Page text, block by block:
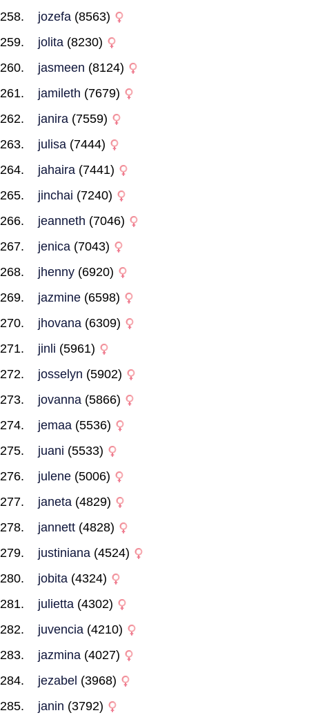
jozefa (8563)
jolita (8230)
jasmeen (8124)
jamileth (7679)
janira (7559)
julisa (7444)
jahaira (7441)
jinchai (7240)
jeanneth (7046)
jenica (7043)
jhenny (6920)
jazmine (6598)
jhovana (6309)
jinli (5961)
josselyn (5902)
jovanna (5866)
jemaa (5536)
juani (5533)
julene (5006)
janeta (4829)
jannett (4828)
justiniana (4524)
jobita (4324)
julietta (4302)
juvencia (4210)
jazmina (4027)
jezabel (3968)
janin (3792)